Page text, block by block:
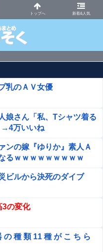
新着&人気
ュース速報VIP
乳のＡＶ女優
娘さん「私、Tシャツ着る
→4万いいね
ンの嫁『ゆりか』素人Ａ
るｗｗｗｗｗｗｗｗｗ
ビルから決死のダイブ
3の変化
の 種 類 11 種 が こ ち ら